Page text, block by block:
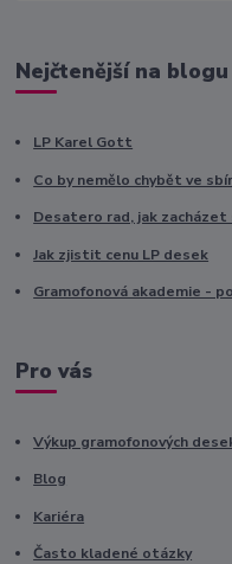
Nejčtenější na blogu
LP Karel Gott
Co by nemělo chybět ve
Desatero rad, jak
Jak zjistit cenu LP desek
Gramofonová akademie -
Pro vás
Výkup gramofonových
Blog
Kariéra
Často kladené otázky